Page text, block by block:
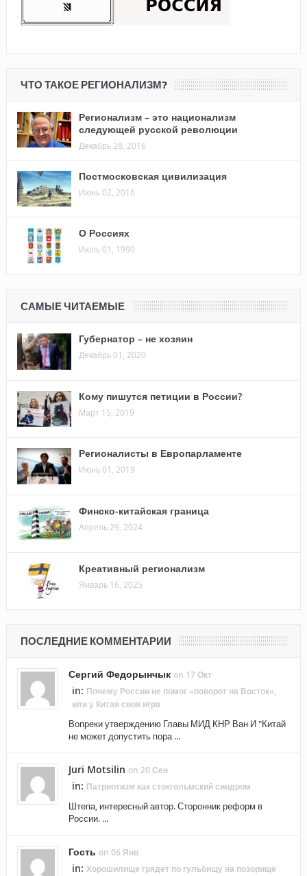
ЧТО ТАКОЕ РЕГИОНАЛИЗМ?
Регионализм – это национализм
следующей русской революции
Декабрь 28, 2016
Постмосковская цивилизация
Июнь 02, 2016
О Россиях
Июль 01, 1990
САМЫЕ ЧИТАЕМЫЕ
Губернатор – не хозяин
Декабрь 01, 2020
Кому пишутся петиции в России?
Март 15, 2019
Регионалисты в Европарламенте
Июнь 01, 2019
Финско-китайская граница
Апрель 29, 2024
Креативный регионализм
Январь 16, 2025
ПОСЛЕДНИЕ КОММЕНТАРИИ
Сергий Федорынчык on 17 Окт
in: Почему России не помог «поворот на Восток»,
или у Китая своя игра
Вопреки утверждению Главы МИД КНР Ван И "Китай
не может допустить пора ...
Juri Motsilin on 20 Сен
in: Патриотизм как стокгольмский синдром
Штепа, интересный автор. Сторонник реформ в
России. ...
Гость on 06 Янв
in: Хорошилище грядет по гульбищу на позорище